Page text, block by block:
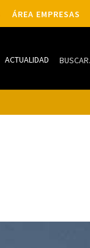
ÁREA EMPRESAS
ACTUALIDAD